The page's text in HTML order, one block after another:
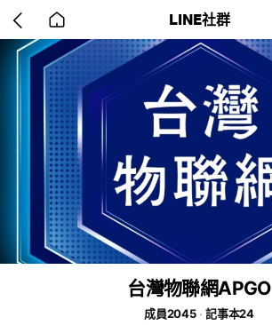
back
to
home
LINE社群
台灣物聯網APGO
成員2045
記事本24